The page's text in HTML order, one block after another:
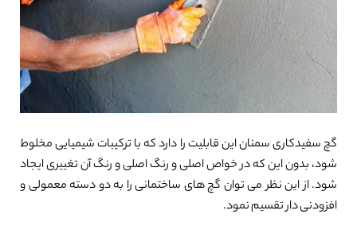
گچ سفیدکاری سمنان این قابلیت را دارد که با ترکیبات شیمیایی مخلوط
شود، بدون این که در خواص اصلی و رنگ اصلی و رنگ آن تغییری ایجاد
شود. از این نظر می توان گچ های ساختمانی را به دو دسته معمولی و
افزودنی دار تقسیم نمود.